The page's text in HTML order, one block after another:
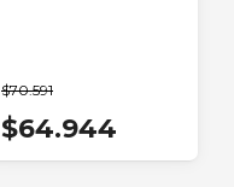
$70.591
$64.944